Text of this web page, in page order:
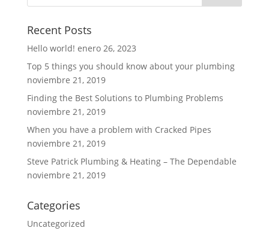
Recent Posts
Hello world! enero 26, 2023
Top 5 things you should know about your plumbing
noviembre 21, 2019
Finding the Best Solutions to Plumbing Problems
noviembre 21, 2019
When you have a problem with Cracked Pipes
noviembre 21, 2019
Steve Patrick Plumbing & Heating – The Dependable
noviembre 21, 2019
Categories
Uncategorized